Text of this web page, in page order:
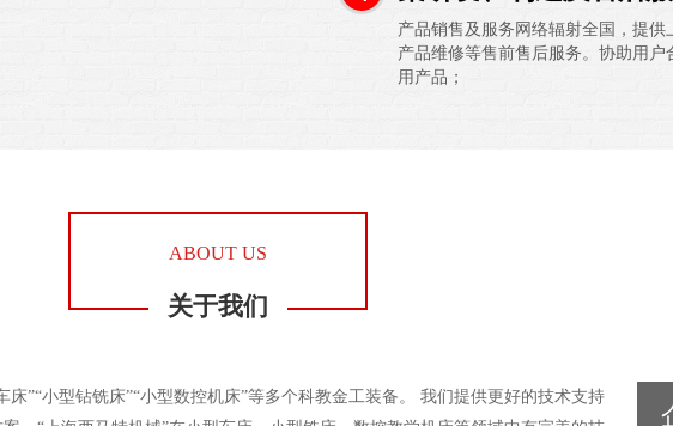
产品销售及服务网络辐射全国，提供
产品维修等售前售后服务。协助用
用产品；
ABOUT US
关于我们
床”“小型钻铣床”“小型数控机床”等多个科教金工装备。 我们提供更好的技术支持